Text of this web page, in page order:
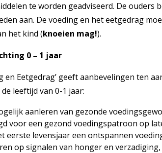
en verwijzen
en verwijzen
te worden geadviseerd. De ouders
aan. De voeding en het eetgedrag
het kind (​knoeien mag!​).
0 – 1 jaar
en Eetgedrag’ geeft aanbevelingen ten
leeftijd van 0-1 jaar:
aanleren van gezonde
voor een gezond voedingspatroon op
eerste levensjaar een ontspannen
op signalen van honger en